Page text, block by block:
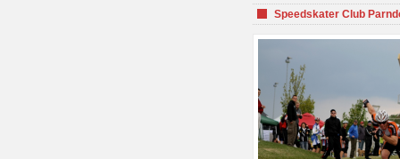
Speedskater Club